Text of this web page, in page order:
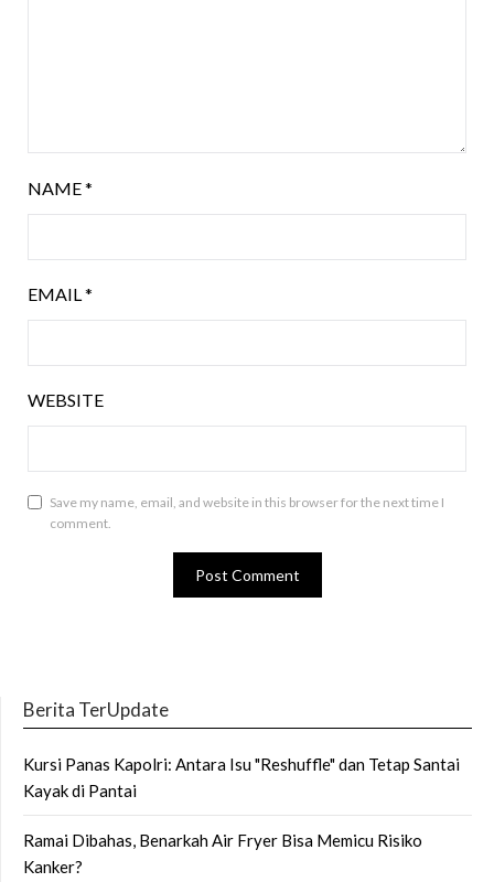
NAME*
EMAIL*
WEBSITE
Save my name, email, and website in this browser for the next time I
comment.
Berita TerUpdate
Kursi Panas Kapolri: Antara Isu "Reshuffle" dan Tetap Santai
Kayak di Pantai
Ramai Dibahas, Benarkah Air Fryer Bisa Memicu Risiko
Kanker?